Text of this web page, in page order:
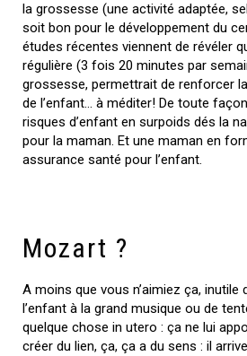
la grossesse (une activité adaptée,
soit bon pour le développement du
études récentes viennent de révéler
régulière (3 fois 20 minutes par
grossesse, permettrait de renforcer
de l’enfant… à méditer! De toute
risques d’enfant en surpoids dés la
pour la maman. Et une maman en
assurance santé pour l’enfant.
Mozart ?
A moins que vous n’aimiez ça, inutile
l’enfant à la grand musique ou de
quelque chose in utero : ça ne lui
créer du lien, ça, ça a du sens : il